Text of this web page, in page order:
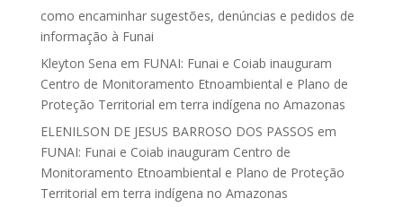
como encaminhar sugestões, denúncias e pedidos de
informação à Funai
Kleyton Sena em FUNAI: Funai e Coiab inauguram
Centro de Monitoramento Etnoambiental e Plano de
Proteção Territorial em terra indígena no Amazonas
ELENILSON DE JESUS BARROSO DOS PASSOS em
FUNAI: Funai e Coiab inauguram Centro de
Monitoramento Etnoambiental e Plano de Proteção
Territorial em terra indígena no Amazonas